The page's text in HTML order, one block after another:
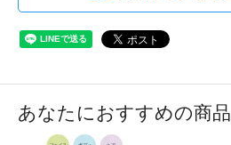
あなたにおすすめの商品